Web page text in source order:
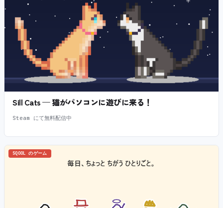
Sill Cats — 猫がパソコンに遊びに来る！
Steam にて無料配信中
SQOOL のゲーム